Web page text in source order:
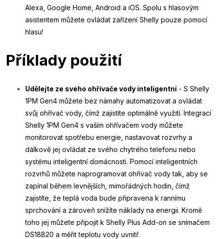
Alexa, Google Home, Android a iOS. Spolu s hlasovým
asistentem můžete ovládat zařízení Shelly pouze pomocí
hlasu!
Příklady použití
Udělejte ze svého ohřívače vody inteligentní - S Shelly
1PM Gen4 můžete bez námahy automatizovat a ovládat
svůj ohřívač vody, čímž zajistíte optimálně využití. Integrací
Shelly 1PM Gen4 s vaším ohřívačem vody můžete
monitorovat spotřebu energie, nastavovat rozvrhy a
dálkově jej ovládat ze svého chytrého telefonu nebo
systému inteligentní domácnosti. Pomocí inteligentních
rozvrhů můžete naprogramovat ohřívač vody tak, aby se
zapínal během levnějších, mimořádných hodin, čímž
zajistíte, že teplá voda bude připravena k rannímu
sprchování a zároveň snížíte náklady na energii. Kromě
toho jej můžete připojit k Shelly Plus Add-on se snímačem
DS18B20 a měřit teplotu vody uvnitř.